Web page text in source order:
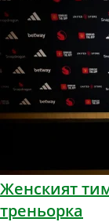
Женският
треньорка